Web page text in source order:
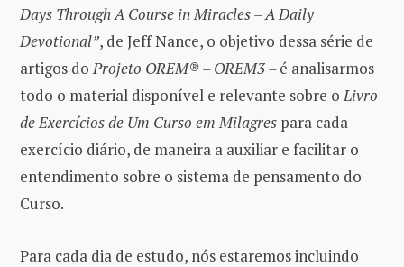
Days Through A Course in Miracles – A Daily
Devotional”, de Jeff Nance, o objetivo dessa série de
artigos doProjeto OREM® – OREM3 –é analisarmos
todo o material disponível e relevante sobre oLivro
de Exercícios de Um Curso em Milagres para cada
exercício diário, de maneira a auxiliar e facilitar o
entendimento sobre o sistema de pensamento do
Curso.
Para cada dia de estudo, nós estaremos incluindo